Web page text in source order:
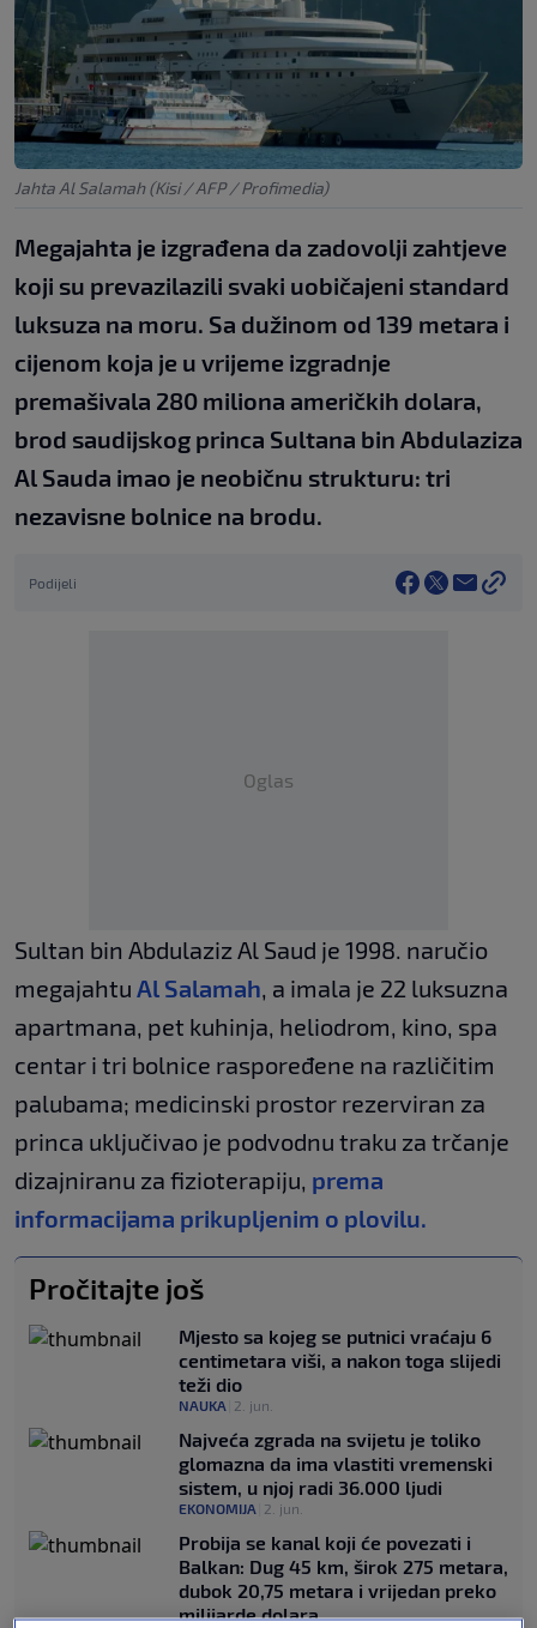
Jahta Al Salamah (Kisi / AFP / Profimedia)
Megajahta je izgrađena da zadovolji zahtjeve
koji su prevazilazili svaki uobičajeni standard
luksuza na moru. Sa dužinom od 139 metara i
cijenom koja je u vrijeme izgradnje
premašivala 280 miliona američkih dolara,
brod saudijskog princa Sultana bin Abdulaziza
Al Sauda imao je neobičnu strukturu: tri
nezavisne bolnice na brodu.
Podijeli
Oglas
Sultan bin Abdulaziz Al Saud je 1998. naručio
megajahtu Al Salamah, a imala je 22 luksuzna
apartmana, pet kuhinja, heliodrom, kino, spa
centar i tri bolnice raspoređene na različitim
palubama; medicinski prostor rezerviran za
princa uključivao je podvodnu traku za trčanje
dizajniranu za fizioterapiju, prema
informacijama prikupljenim o plovilu.
Pročitajte još
Mjesto sa kojeg se putnici vraćaju 6
centimetara viši, a nakon toga slijedi
teži dio
NAUKA 2. jun.
Najveća zgrada na svijetu je toliko
glomazna da ima vlastiti vremenski
sistem, u njoj radi 36.000 ljudi
EKONOMIJA 2. jun.
Probija se kanal koji će povezati i
Balkan: Dug 45 km, širok 275 metara,
dubok 20,75 metara i vrijedan preko
milijarde dolara